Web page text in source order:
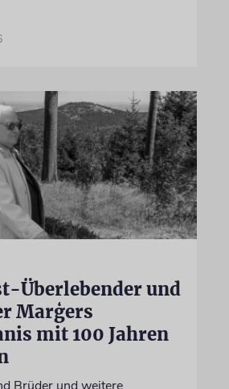
Überlebender und
Marģers
mit 100 Jahren
Brüder und weitere